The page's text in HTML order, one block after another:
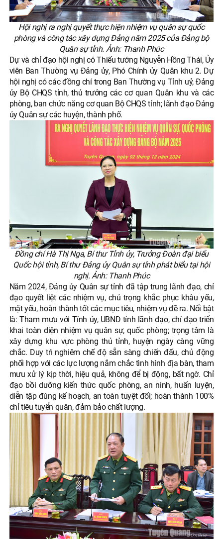
Hội nghị ra nghị quyết thực hiện nhiệm vụ quân sự quốc
phòng và công tác xây dựng Đảng năm 2025 của Đảng bộ
Quân sự tỉnh. Ảnh: Thanh Phúc
Dự và chỉ đạo hội nghị có Thiếu tướng Nguyễn Hồng Thái, Ủy
viên Ban Thường vụ Đảng ủy, Phó Chính ủy Quân khu 2. Dự
hội nghị có các đồng chí trong Ban Thường vụ Tỉnh uỷ, Đảng
ủy Bộ CHQS tỉnh, thủ trưởng các cơ quan Quân khu và các
phòng, ban chức năng cơ quan Bộ CHQS tỉnh; lãnh đạo Đảng
ủy Quân sự các huyện, thành phố.
Đồng chí Hà Thị Nga, Bí thư Tỉnh ủy, Trưởng Đoàn đại biểu
Quốc hội tỉnh, Bí thư Đảng ủy Quân sự tỉnh phát biểu tại hội
nghị. Ảnh: Thanh Phúc
Năm 2024, Đảng ủy Quân sự tỉnh đã tập trung lãnh đạo, chỉ
đạo quyết liệt các nhiệm vụ, chú trọng khắc phục khâu yếu,
mặt yếu, hoàn thành tốt các mục tiêu, nhiệm vụ đề ra. Nổi bật
là: Tham mưu với Tỉnh ủy, UBND tỉnh lãnh đạo, chỉ đạo triển
khai toàn diện nhiệm vụ quân sự, quốc phòng; trọng tâm là
xây dựng khu vực phòng thủ tỉnh, huyện ngày càng vững
chắc. Duy trì nghiêm chế độ sẵn sàng chiến đấu, chủ động
phối hợp với các lực lượng nắm chắc tình hình địa bàn, tham
mưu xử lý kịp thời, hiệu quả, không để bị động, bất ngờ. Chỉ
đạo bồi dưỡng kiến thức quốc phòng, an ninh, huấn luyện,
diễn tập đúng kế hoạch, an toàn tuyệt đối; hoàn thành 100%
chỉ tiêu tuyển quân, đảm bảo chất lượng.